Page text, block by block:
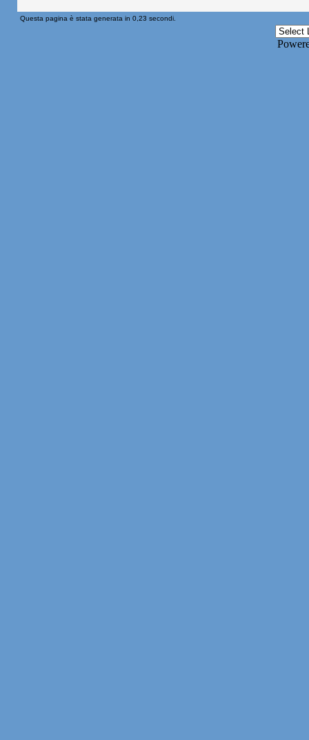
Questa pagina è stata generata in 0,23 secondi.